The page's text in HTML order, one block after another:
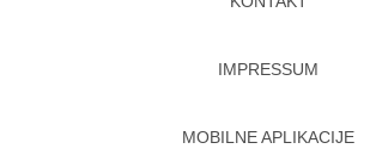
IMPRESSUM
MOBILNE APLIKACIJE